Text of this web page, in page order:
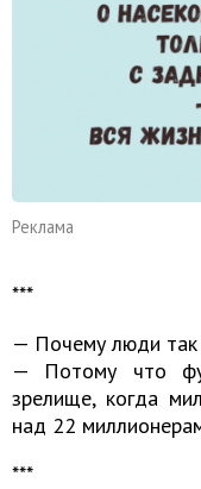
Реклама
***
— Почему люди так
— Потому что
зрелище, когда
над 22
***